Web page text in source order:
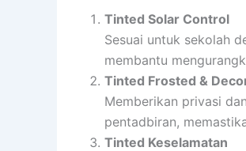
Tinted Solar Control
Sesuai untuk sekolah
membantu
Tinted Frosted &
Memberikan privasi
pentadbiran,
Tinted Keselamatan